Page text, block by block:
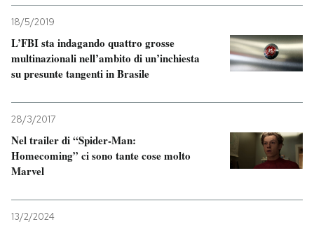
18/5/2019
L’FBI sta indagando quattro grosse
multinazionali nell’ambito di un’inchiesta
su presunte tangenti in Brasile
28/3/2017
Nel trailer di “Spider-Man:
Homecoming” ci sono tante cose molto
Marvel
13/2/2024